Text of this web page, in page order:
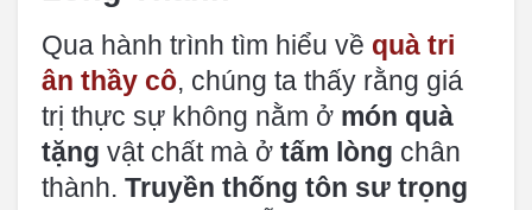
Qua hành trình tìm hiểu về quà tri
ân thầy cô, chúng ta thấy rằng giá
trị thực sự không nằm ở món quà
tặng vật chất mà ở tấm lòng chân
thành. Truyền thống tôn sư trọng